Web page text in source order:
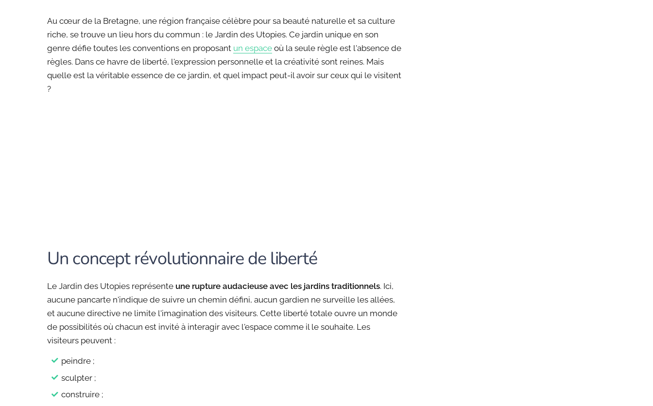
Au cœur de la Bretagne, une région française célèbre pour sa beauté naturelle et sa culture
riche, se trouve un lieu hors du commun : le Jardin des Utopies. Ce jardin unique en son
genre défie toutes les conventions en proposant un espace où la seule règle est l'absence de
règles. Dans ce havre de liberté, l'expression personnelle et la créativité sont reines. Mais
quelle est la véritable essence de ce jardin, et quel impact peut-il avoir sur ceux qui le visitent
?
Un concept révolutionnaire de liberté
Le Jardin des Utopies représente une rupture audacieuse avec les jardins traditionnels. Ici,
aucune pancarte n'indique de suivre un chemin défini, aucun gardien ne surveille les allées,
et aucune directive ne limite l'imagination des visiteurs. Cette liberté totale ouvre un monde
de possibilités où chacun est invité à interagir avec l'espace comme il le souhaite. Les
visiteurs peuvent :
peindre ;
sculpter ;
construire ;